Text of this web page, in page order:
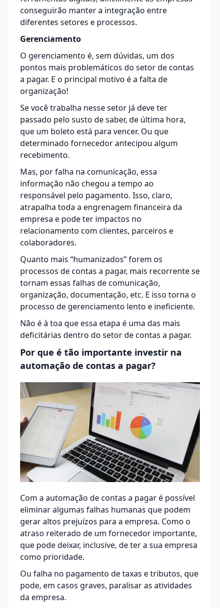
conseguirão manter a integração entre
diferentes setores e processos.
Gerenciamento
O gerenciamento é, sem dúvidas, um dos
pontos mais problemáticos do setor de contas
a pagar. E o principal motivo é a falta de
organização!
Se você trabalha nesse setor já deve ter
passado pelo susto de saber, de última hora,
que um boleto está para vencer. Ou que
determinado fornecedor antecipou algum
recebimento.
Mas, por falha na comunicação, essa
informação não chegou a tempo ao
responsável pelo pagamento. Isso, claro,
atrapalha toda a engrenagem financeira da
empresa e pode ter impactos no
relacionamento com clientes, parceiros e
colaboradores.
Quanto mais “humanizados” forem os
processos de contas a pagar, mais recorrente se
tornam essas falhas de comunicação,
organização, documentação, etc. E isso torna o
processo de gerenciamento lento e ineficiente.
Não é à toa que essa etapa é uma das mais
deficitárias dentro do setor de contas a pagar.
Por que é tão importante investir na
automação de contas a pagar?
Com a automação de contas a pagar é possível
eliminar algumas falhas humanas que podem
gerar altos prejuízos para a empresa. Como o
atraso reiterado de um fornecedor importante,
que pode deixar, inclusive, de ter a sua empresa
como prioridade.
Ou falha no pagamento de taxas e tributos, que
pode, em casos graves, paralisar as atividades
da empresa.